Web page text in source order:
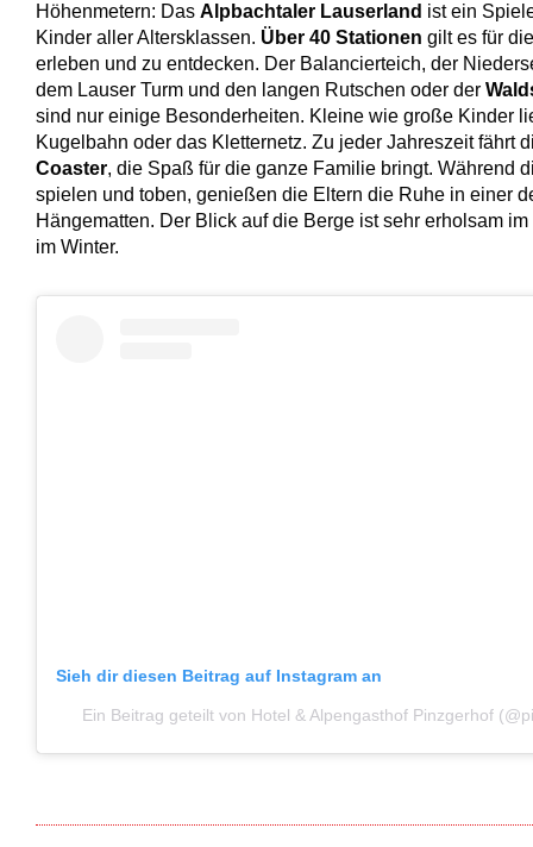
Höhenmetern: Das Alpbachtaler Lauserland ist ein
Kinder aller Altersklassen. Über 40 Stationen gilt es für
erleben und zu entdecken. Der Balancierteich, der
dem Lauser Turm und den langen Rutschen oder der
sind nur einige Besonderheiten. Kleine wie große Kinder
Kugelbahn oder das Kletternetz. Zu jeder Jahreszeit fährt
Coaster, die Spaß für die ganze Familie bringt. Während
spielen und toben, genießen die Eltern die Ruhe in einer
Hängematten. Der Blick auf die Berge ist sehr erholsam
im Winter.
Sieh dir diesen Beitrag auf Instagram an
Ein Beitrag geteilt von Hotel & Alpengasthof Pinzgerhof